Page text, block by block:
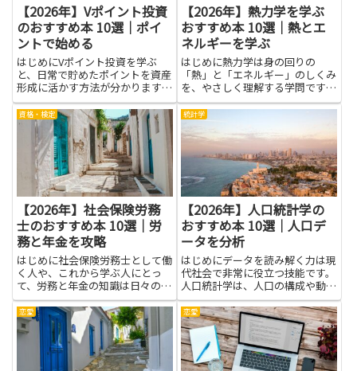
【2026年】Vポイント投資
のおすすめ本 10選｜ポイ
ントで始める
はじめにVポイント投資を学ぶ
と、日常で貯めたポイントを資産
形成に活かす方法が分かります。
ポイントで始める投資は少額から
試せるため、投資経験が浅い人で
もリスクを抑えながら慣れていけ
ます。本を読むことで、ポイント
の使い道や交換ルール、手数料や
【2026年】熱力学を学ぶ
おすすめ本 10選｜熱とエ
ネルギーを学ぶ
はじめに熱力学は身の回りの
「熱」と「エネルギー」のしくみ
を、やさしく理解する学問です。
日常の現象から科学の大きな発見
まで、つながりを見つける手がか
りになります。この記事では、熱
力学を学ぶうえで役立つ本を紹介
します。初めて学ぶ人にも安心し
資格・検定
【2026年】社会保険労務
士のおすすめ本 10選｜労
務と年金を攻略
はじめに社会保険労務士として働
く人や、これから学ぶ人にとっ
て、労務と年金の知識は日々の業
務の土台になります。現場では、
雇用や給与の相談、手続きの期限
管理、年度更新といった場面で、
専門的な判断が求められます。本
を読むと、複雑な制度のしくみが
統計学
【2026年】人口統計学の
おすすめ本 10選｜人口デ
ータを分析
はじめにデータを読み解く力は現
代社会で非常に役立つ技能です。
人口統計学は、人口の構成や動向
をデータで説明する学問であり、
出生・死亡・年齢構成・移動など
の要素を組み合わせて社会の仕組
みを理解する手がかりを提供しま
す。人口データを分析する力を
身...
恋愛 恋愛